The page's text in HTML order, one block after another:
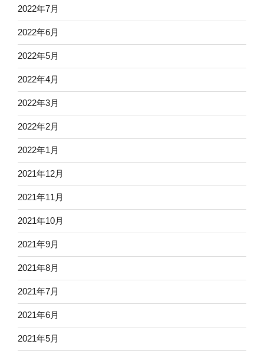
2022年7月
2022年6月
2022年5月
2022年4月
2022年3月
2022年2月
2022年1月
2021年12月
2021年11月
2021年10月
2021年9月
2021年8月
2021年7月
2021年6月
2021年5月